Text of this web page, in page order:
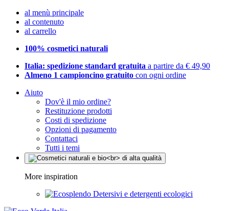
al menù principale
al contenuto
al carrello
100% cosmetici naturali
Italia: spedizione standard gratuita a partire da € 49,90
Almeno 1 campioncino gratuito con ogni ordine
Aiuto
Dov'è il mio ordine?
Restituzione prodotti
Costi di spedizione
Opzioni di pagamento
Contattaci
Tutti i temi
More inspiration
Detersivi e detergenti ecologici